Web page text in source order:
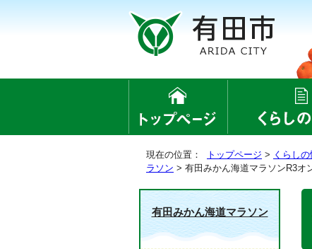
現在の位置： トップページ > くらしの
ラソン > 有田みかん海道マラソンR3オ
有田みかん海道マラソン